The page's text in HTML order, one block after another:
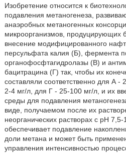
Изобретение относится к
подавления метаногенеза,
анаэробных метаногенных
микроорганизмов, продуцирующих
внесение модифицированного
персульфата калия (Б), фермента
органофосфтагидролазы (В) и
бацитрацина (Г) так, чтобы их
составляли соответственно для А
2-4 мг/л, для Г - 25-100 мг/л, и их
среды для подавления
виде, получаемом после их
неорганических растворах с рН
обеспечивает подавление
доли метана и может быть
управления интенсивностью